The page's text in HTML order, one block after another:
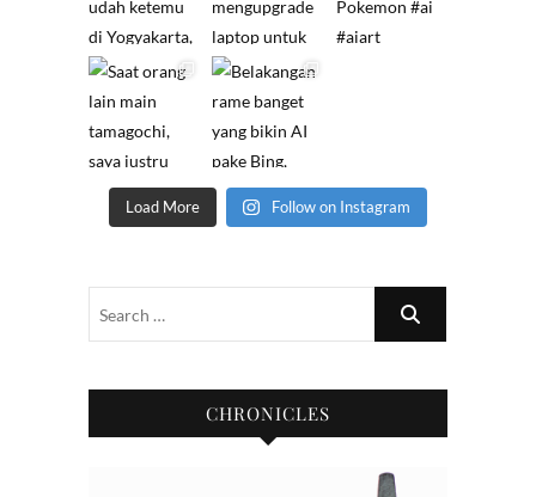
Load More Follow on Instagram
CHRONICLES